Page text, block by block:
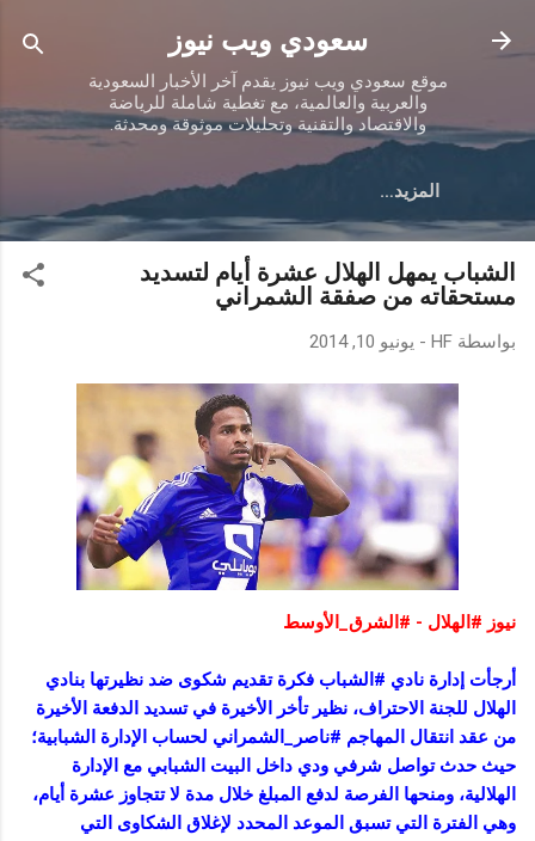
التخطي إلى المحتوى الرئيسي
سعودي ويب نيوز
موقع سعودي ويب نيوز يقدم آخر الأخبار السعودية
والعربية والعالمية، مع تغطية شاملة للرياضة
والاقتصاد والتقنية وتحليلات موثوقة ومحدثة.
‏المزيد…
الشباب يمهل الهلال عشرة أيام لتسديد
مستحقاته من صفقة الشمراني
بواسطة HF
- يونيو 10, 2014
نيوز #الهلال - #الشرق_الأوسط
أرجأت إدارة نادي #الشباب فكرة تقديم شكوى ضد نظيرتها بنادي
الهلال للجنة الاحتراف، نظير تأخر الأخيرة في تسديد الدفعة الأخيرة
من عقد انتقال المهاجم #ناصر_الشمراني لحساب الإدارة الشبابية؛
حيث حدث تواصل شرفي ودي داخل البيت الشبابي مع الإدارة
الهلالية، ومنحها الفرصة لدفع المبلغ خلال مدة لا تتجاوز عشرة أيام،
وهي الفترة التي تسبق الموعد المحدد لإغلاق الشكاوى التي